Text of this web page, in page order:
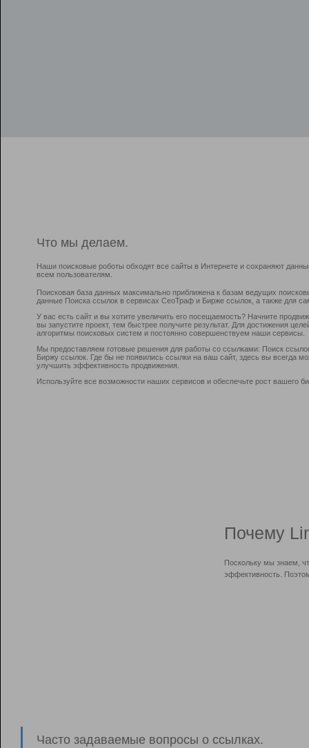
Что мы делаем.
Наши поисковые роботы обходят все сайты в Интернете и сохраняют
всем пользователям.
Поисковая база данных максимально приближена к базам ведущих
данные Поиска ссылок в сервисах СеоТраф и Бирже ссылок, а также для
У вас есть сайт и вы хотите увеличить его посещаемость? Начните
вы запустите проект, тем быстрее получите результат. Для достижения
алгоритмы поисковых систем и постоянно совершенствуем наши сервисы.
Мы предоставляем готовые решения для работы со ссылками: Поиск
Биржу ссылок. Где бы не появились ссылки на ваш сайт, здесь вы всегда
улучшить эффективность продвижения.
Используйте все возможности наших сервисов и обеспечьте рост вашего
Почему
Поскольку мы знаем,
эффективность.
Часто задаваемые вопросы о ссылках.